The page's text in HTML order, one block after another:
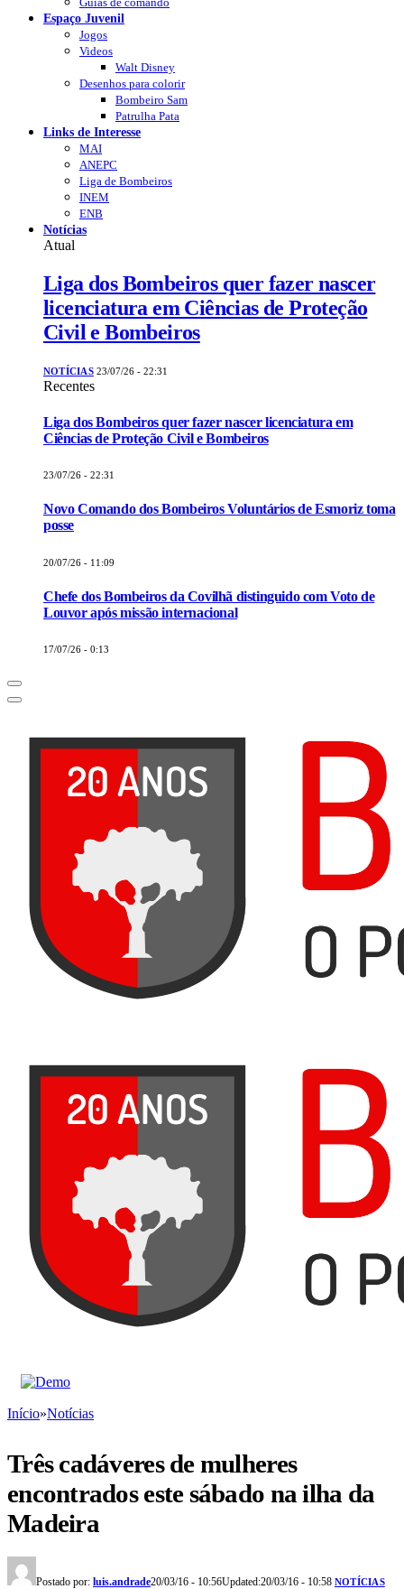
Espaço Juvenil
Jogos
Videos
Walt Disney
Desenhos para colorir
Bombeiro Sam
Patrulha Pata
Links de Interesse
MAI
ANEPC
Liga de Bombeiros
INEM
ENB
Notícias
Atual
Liga dos Bombeiros quer fazer nascer
licenciatura em Ciências de Proteção
Civil e Bombeiros
NOTÍCIAS 23/07/26 - 22:31
Recentes
Liga dos Bombeiros quer fazer nascer licenciatura em
Ciências de Proteção Civil e Bombeiros
23/07/26 - 22:31
Novo Comando dos Bombeiros Voluntários de Esmoriz toma
posse
20/07/26 - 11:09
Chefe dos Bombeiros da Covilhã distinguido com Voto de
Louvor após missão internacional
17/07/26 - 0:13
Início»Notícias
Três cadáveres de mulheres
encontrados este sábado na ilha da
Madeira
Postado por: luis.andrade20/03/16 - 10:56Updated:20/03/16 - 10:58 NOTÍCIAS